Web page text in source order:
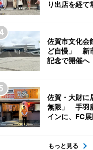
り出店を経て
佐賀市文化会
ど自慢」 新
記念で開催へ
佐賀・大財に
無限」 手羽
インに、FC
もっと見る